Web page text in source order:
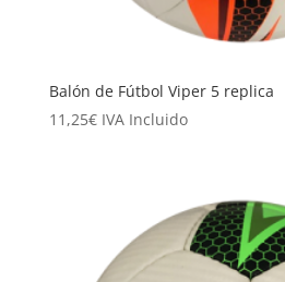
Balón de Fútbol Viper 5 replica
11,25€ IVA Incluido